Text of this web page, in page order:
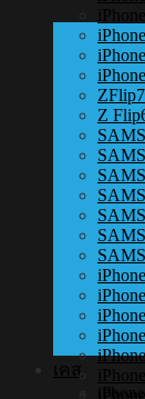
เคส
iPhone
Z